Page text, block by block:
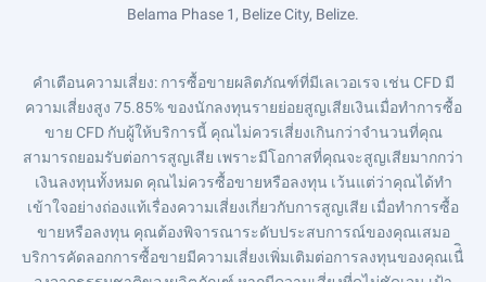
Belama Phase 1, Belize City, Belize.
คำเตือนความเสี่ยง: การซื้อขายผลิตภัณฑ์ที่มีเลเวอเรจ เช่น CFD มี
ความเสี่ยงสูง 75.85% ของนักลงทุนรายย่อยสูญเสียเงินเมื่อทำการซื้อ
ขาย CFD กับผู้ให้บริการนี้ คุณไม่ควรเสี่ยงเกินกว่าจำนวนที่คุณ
สามารถยอมรับต่อการสูญเสีย เพราะมีโอกาสที่คุณจะสูญเสียมากกว่า
เงินลงทุนทั้งหมด คุณไม่ควรซื้อขายหรือลงทุน เว้นแต่ว่าคุณได้ทำ
เข้าใจอย่างถ่องแท้เรื่องความเสี่ยงเกี่ยวกับการสูญเสีย เมื่อทำการซื้อ
ขายหรือลงทุน คุณต้องพิจารณาระดับประสบการณ์ของคุณเสมอ
บริการคัดลอกการซื้อขายมีความเสี่ยงเพิ่มเติมต่อการลงทุนของคุณเนื่ิ